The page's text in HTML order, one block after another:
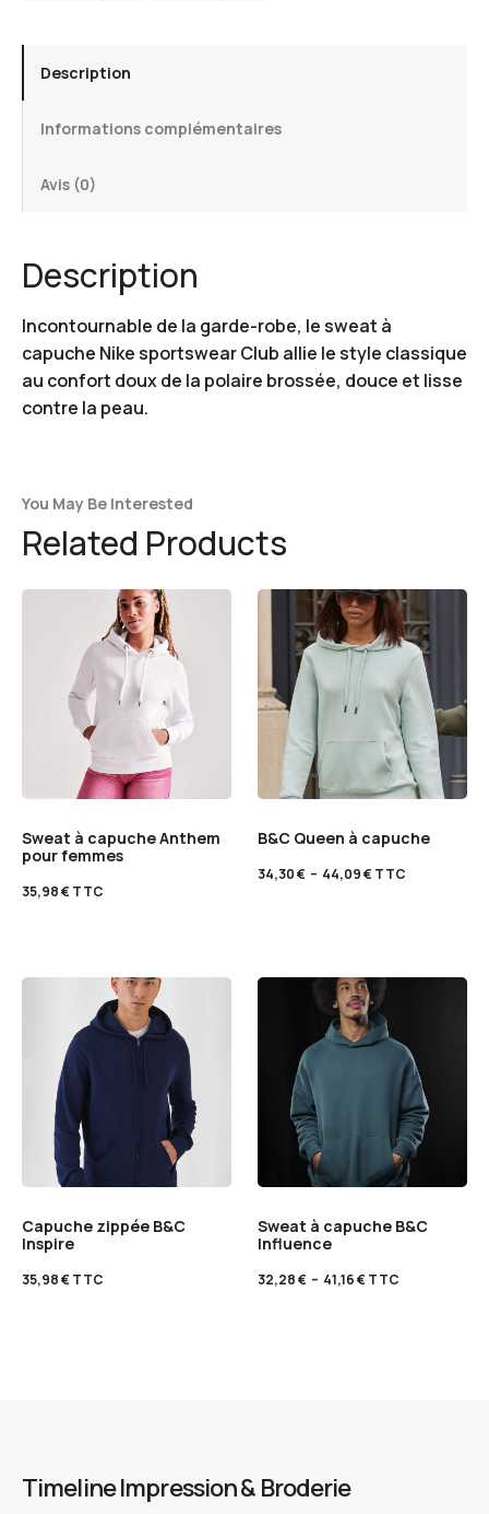
Description
Informations complémentaires
Avis (0)
Description
Incontournable de la garde-robe, le sweat à
capuche Nike sportswear Club allie le style classique
au confort doux de la polaire brossée, douce et lisse
contre la peau.
You May Be Interested
Related Products
Sweat à capuche Anthem
pour femmes
35,98€TTC
B&C Queen à capuche
34,30€ – 44,09€TTC
Capuche zippée B&C
Inspire
35,98€TTC
Sweat à capuche B&C
Influence
32,28€ – 41,16€TTC
Timeline Impression & Broderie